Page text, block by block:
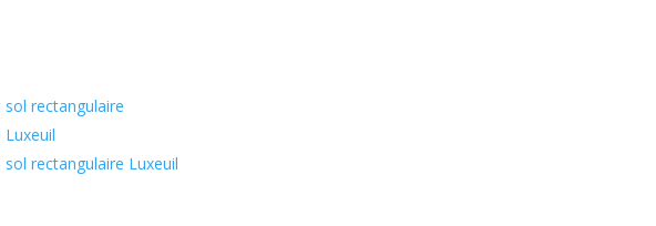
sol rectangulaire
Luxeuil
rectangulaire Luxeuil